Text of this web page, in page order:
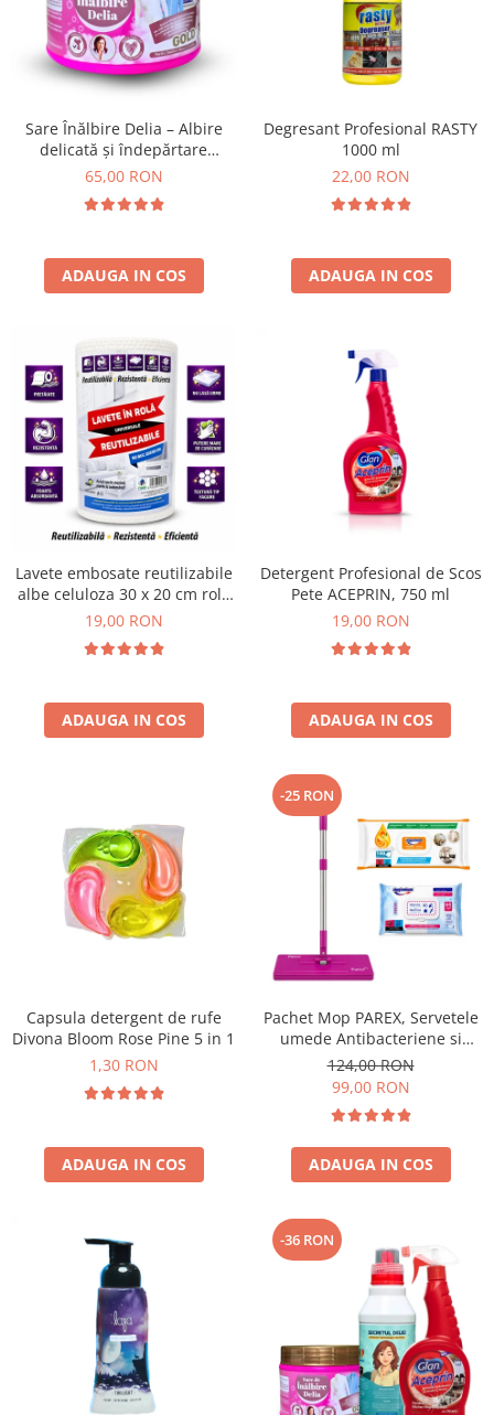
Insecticide
Dezinfectante
Absorbanti de Umiditate & Rezerve
Bioactivatori & Tratamente Fose
Septice
Manusi Protectie
Solutii curatare mobila
Ceaiuri
Cosmetice
Vopsea Par
Ingrijire Par
Ingrijire corp
Ingrijire maini
Ingrijire picioare
Îngrijire Ten
Curatare Intretinere Incaltaminte
Gel de Dus
Igiena Orala
Make-up
Fond de ten
Rujuri
Plasturi
Sampon
Sare de baie
Servetele Umede
Sare Înălbire Delia – Albire
delicată și îndepărtare
eficientă a petelor 500 g
65,00 RON
ADAUGA IN COS
Degresant Profesional RASTY
1000 ml
22,00 RON
ADAUGA IN COS
Lavete embosate reutilizabile
albe celuloza 30 x 20 cm rola
50 bucati
19,00 RON
ADAUGA IN COS
Detergent Profesional de Scos
Pete ACEPRIN, 750 ml
19,00 RON
ADAUGA IN COS
Capsula detergent de rufe
Divona Bloom Rose Pine 5 in 1
1,30 RON
ADAUGA IN COS
-25 RON
Pachet Mop PAREX, Servetele
umede Antibacteriene si
Multisuprafete
124,00 RON
99,00 RON
ADAUGA IN COS
-36 RON